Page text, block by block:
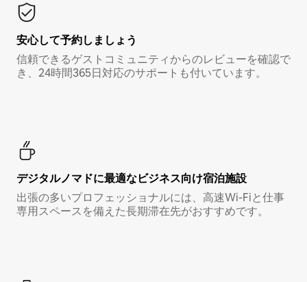
安心して予約しましょう
信頼できるゲストコミュニティからのレビューを確認で
き、24時間365日対応のサポートも付いています。
デジタルノマド⁠に最⁠適⁠なビ⁠ジ⁠ネ⁠ス⁠向⁠け宿⁠泊⁠施⁠設
出張の多いプロフェッショナルには、高速Wi-Fiと仕事
専用スペースを備えた長期滞在先がおすすめです。